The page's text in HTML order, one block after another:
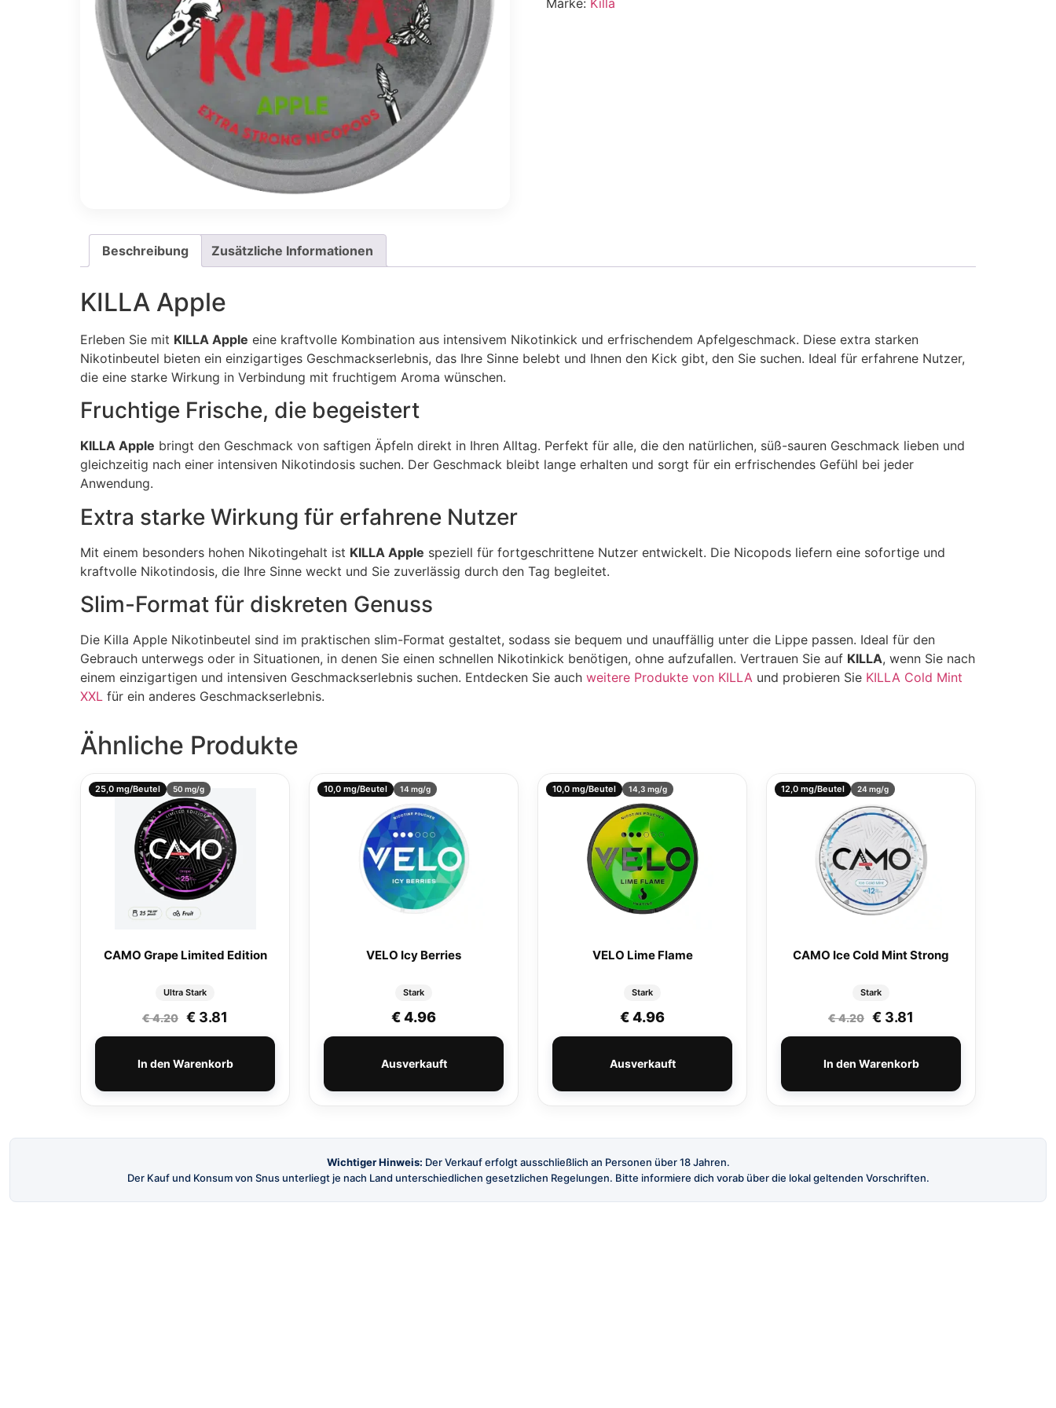
Marke: Killa
Beschreibung Zusätzliche Informationen
KILLA Apple
Erleben Sie mit KILLA Apple eine kraftvolle Kombination aus intensivem Nikotinkick und erfrischendem Apfelgeschmack. Diese extra starken
Nikotinbeutel bieten ein einzigartiges Geschmackserlebnis, das Ihre Sinne belebt und Ihnen den Kick gibt, den Sie suchen. Ideal für erfahrene Nutzer,
die eine starke Wirkung in Verbindung mit fruchtigem Aroma wünschen.
Fruchtige Frische, die begeistert
KILLA Apple bringt den Geschmack von saftigen Äpfeln direkt in Ihren Alltag. Perfekt für alle, die den natürlichen, süß-sauren Geschmack lieben und
gleichzeitig nach einer intensiven Nikotindosis suchen. Der Geschmack bleibt lange erhalten und sorgt für ein erfrischendes Gefühl bei jeder
Anwendung.
Extra starke Wirkung für erfahrene Nutzer
Mit einem besonders hohen Nikotingehalt ist KILLA Apple speziell für fortgeschrittene Nutzer entwickelt. Die Nicopods liefern eine sofortige und
kraftvolle Nikotindosis, die Ihre Sinne weckt und Sie zuverlässig durch den Tag begleitet.
Slim-Format für diskreten Genuss
Die Killa Apple Nikotinbeutel sind im praktischen slim-Format gestaltet, sodass sie bequem und unauffällig unter die Lippe passen. Ideal für den
Gebrauch unterwegs oder in Situationen, in denen Sie einen schnellen Nikotinkick benötigen, ohne aufzufallen. Vertrauen Sie auf KILLA, wenn Sie nach
einem einzigartigen und intensiven Geschmackserlebnis suchen. Entdecken Sie auch weitere Produkte von KILLA und probieren Sie KILLA Cold Mint
XXL für ein anderes Geschmackserlebnis.
Ähnliche Produkte
25,0 mg/Beutel 50 mg/g
CAMO Grape Limited Edition
Ultra Stark
€4.20 Ursprünglicher Preis war: € 4.20
€ 3.81 Aktueller Preis ist: € 3.81.
In den Warenkorb
10,0 mg/Beutel 14 mg/g
VELO Icy Berries
Stark
€4.96
Ausverkauft
10,0 mg/Beutel 14,3 mg/g
VELO Lime Flame
Stark
€4.96
Ausverkauft
12,0 mg/Beutel 24 mg/g
CAMO Ice Cold Mint Strong
Stark
€4.20 Ursprünglicher Preis war:
€ 3.81
In den Warenkorb
Wichtiger Hinweis: Der Verkauf erfolgt ausschließlich an Personen über 18 Jahren.
Der Kauf und Konsum von Snus unterliegt je nach Land unterschiedlichen gesetzlichen Regelungen. Bitte informiere dich vorab über die lokal geltenden Vorschriften.